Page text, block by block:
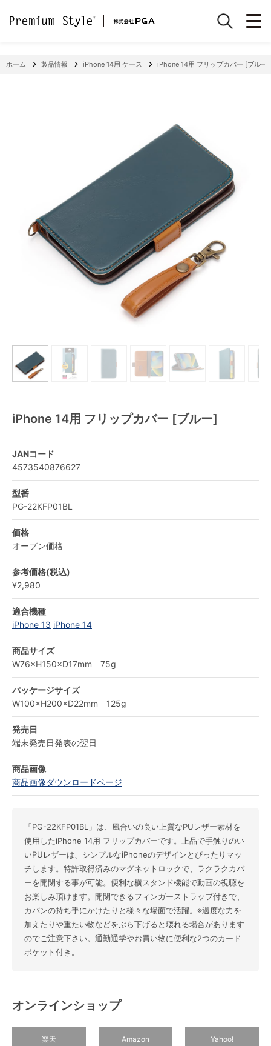
ホーム 製品情報 iPhone 14用 ケース iPhone 14用 フリップカバー [ブルー]
iPhone 14用 フリップカバー [ブルー]
JANコード
4573540876627
型番
PG-22KFP01BL
価格
オープン価格
参考価格(税込)
¥2,980
適合機種
iPhone 13 iPhone 14
商品サイズ
W76×H150×D17mm 75g
パッケージサイズ
W100×H200×D22mm 125g
発売日
端末発売日発表の翌日
商品画像
商品画像ダウンロードページ
「PG-22KFP01BL」は、風合いの良い上質なPUレザー素材を
使用したiPhone 14用 フリップカバーです。上品で手触りのい
いPUレザーは、シンプルなiPhoneのデザインとぴったりマッ
チします。特許取得済みのマグネットロックで、ラクラクカバ
ーを開閉する事が可能。便利な横スタンド機能で動画の視聴を
お楽しみ頂けます。開閉できるフィンガーストラップ付きで、
カバンの持ち手にかけたりと様々な場面で活躍。※過度な力を
加えたりや重たい物などをぶら下げると壊れる場合があります
のでご注意下さい。通勤通学やお買い物に便利な2つのカード
ポケット付き。
オンラインショップ
楽天 Amazon Yahoo!